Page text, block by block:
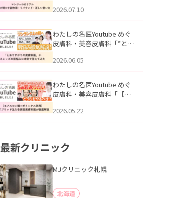
医師が明かす副作用・リバ
公開いたしました。
2026.07.10
わたしの名医Youtube めぐ
皮膚科・美容皮膚科「”とお
ッズの肌悩みに本気で答え
た。
2026.06.05
わたしの名医Youtube めぐ
皮膚科・美容皮膚科「【ヒ
用】ハイブリッド注入を美
2026.05.22
最新クリニック
MJクリニック札幌
北海道